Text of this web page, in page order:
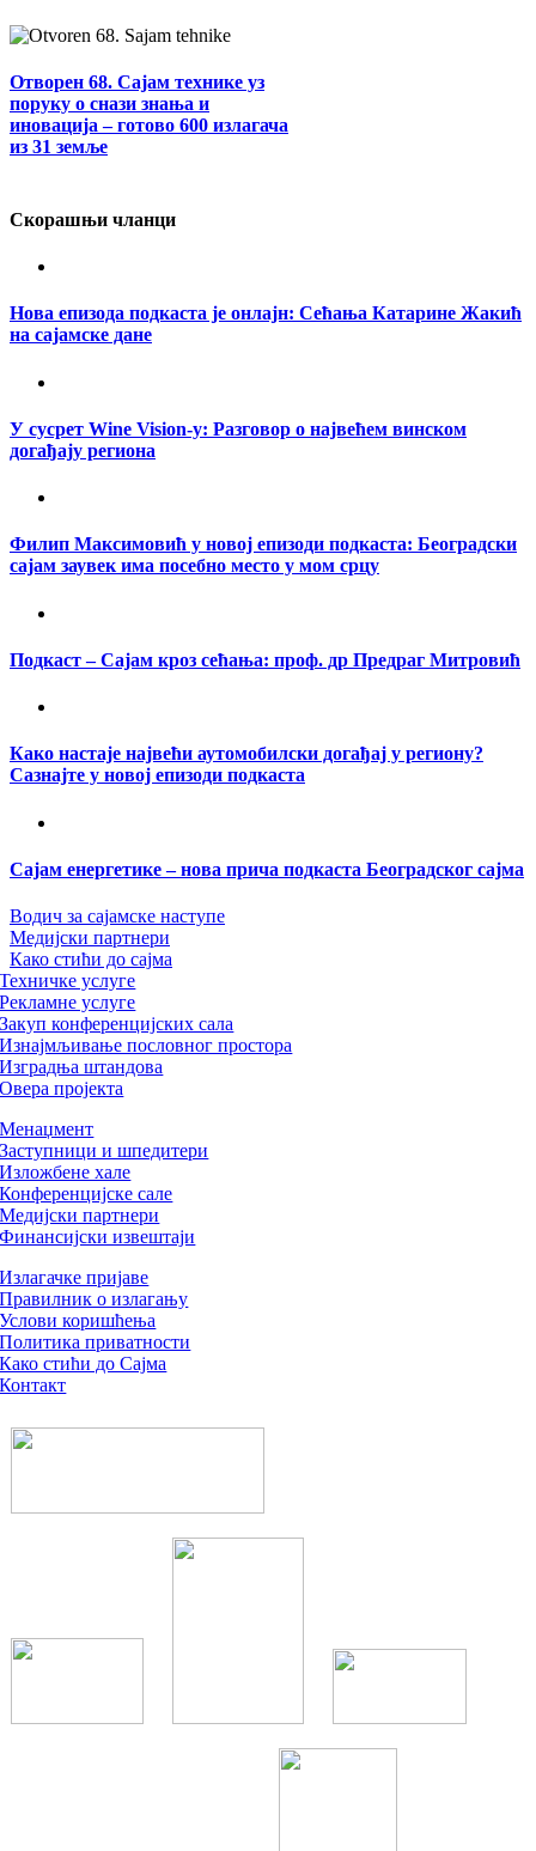
Отворен 68. Сајам технике уз
поруку о снази знања и
иновација – готово 600 излагача
из 31 земље
Скорашњи чланци
Нова епизода подкаста је онлајн: Сећања Катарине Жакић
на сајамске дане
У сусрет Wine Vision-у: Разговор о највећем винском
догађају региона
Филип Максимовић у новој епизоди подкаста: Београдски
сајам заувек има посебно место у мом срцу
Подкаст – Сајам кроз сећања: проф. др Предраг Митровић
Како настаје највећи аутомобилски догађај у региону?
Сазнајте у новој епизоди подкаста
Сајам енергетике – нова прича подкаста Београдског сајма
Водич за сајамске наступе
Медијски партнери
Како стићи до сајма
Техничке услуге
Рекламне услуге
Закуп конференцијских сала
Изнајмљивање пословног простора
Изградња штандова
Овера пројекта
Менаџмент
Заступници и шпедитери
Изложбене хале
Конференцијске сале
Медијски партнери
Финансијски извештаји
Излагачке пријаве
Правилник о излагању
Услови коришћења
Политика приватности
Како стићи до Сајма
Контакт